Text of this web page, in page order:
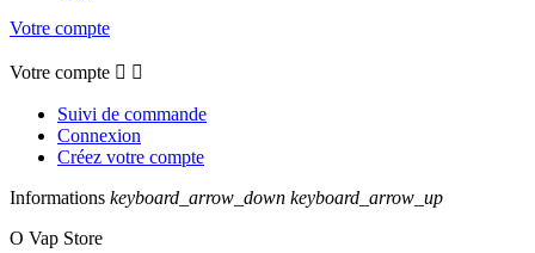
Votre compte
Votre compte  
Suivi de commande
Connexion
Créez votre compte
Informations keyboard_arrow_down keyboard_arrow_up
O Vap Store